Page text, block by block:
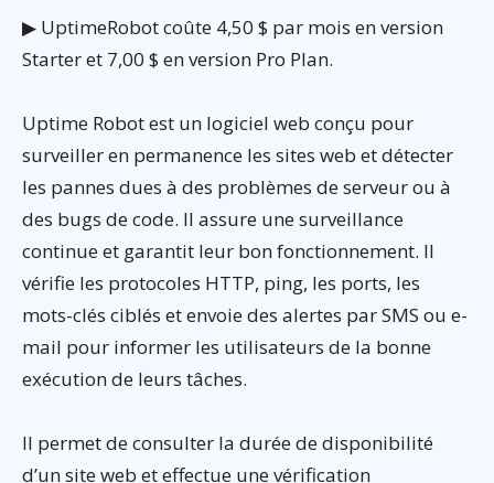
▶ UptimeRobot coûte 4,50 $ par mois en version
Starter et 7,00 $ en version Pro Plan.
Uptime Robot est un logiciel web conçu pour
surveiller en permanence les sites web et détecter
les pannes dues à des problèmes de serveur ou à
des bugs de code. Il assure une surveillance
continue et garantit leur bon fonctionnement. Il
vérifie les protocoles HTTP, ping, les ports, les
mots-clés ciblés et envoie des alertes par SMS ou e-
mail pour informer les utilisateurs de la bonne
exécution de leurs tâches.
Il permet de consulter la durée de disponibilité
d’un site web et effectue une vérification